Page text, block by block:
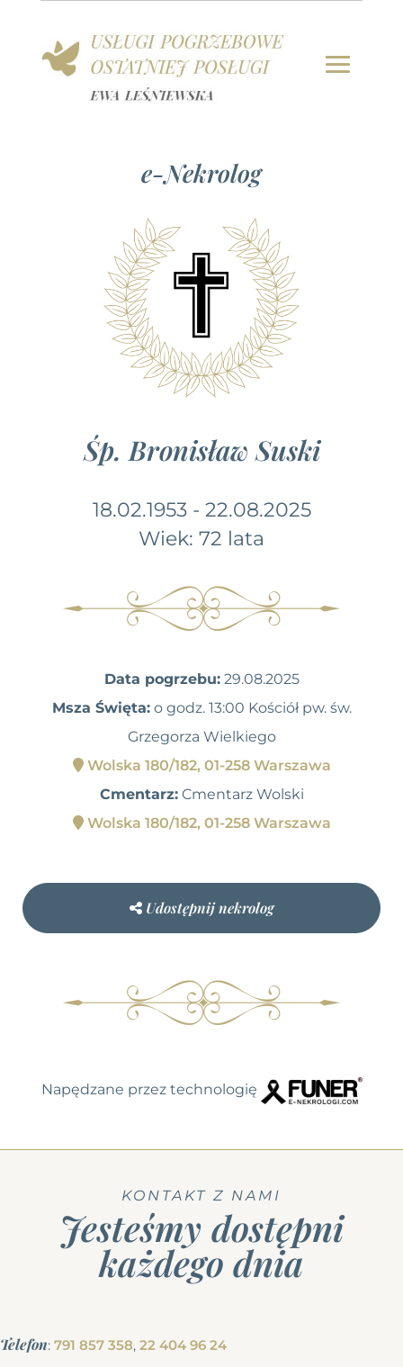
e-Nekrolog
Śp. Bronisław Suski
18.02.1953 - 22.08.2025
Wiek: 72 lata
Data pogrzebu:29.08.2025
Msza Święta:o godz. 13:00 Kościół pw. św.
Grzegorza Wielkiego
Wolska 180/182, 01-258 Warszawa
Cmentarz:Cmentarz Wolski
Wolska 180/182, 01-258 Warszawa
Udostępnij nekrolog
Napędzane przez technologię
KONTAKT Z NAMI
Jesteśmy dostępni
każdego dnia
Telefon: 791 857 358, 22 404 96 24